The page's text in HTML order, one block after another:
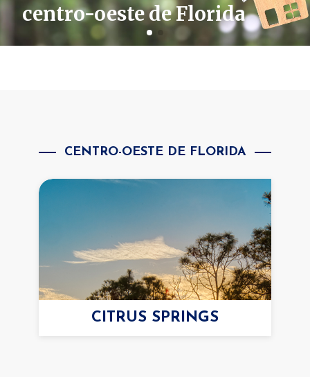
centro-oeste de Florida
CENTRO-OESTE DE FLORIDA
CITRUS SPRINGS